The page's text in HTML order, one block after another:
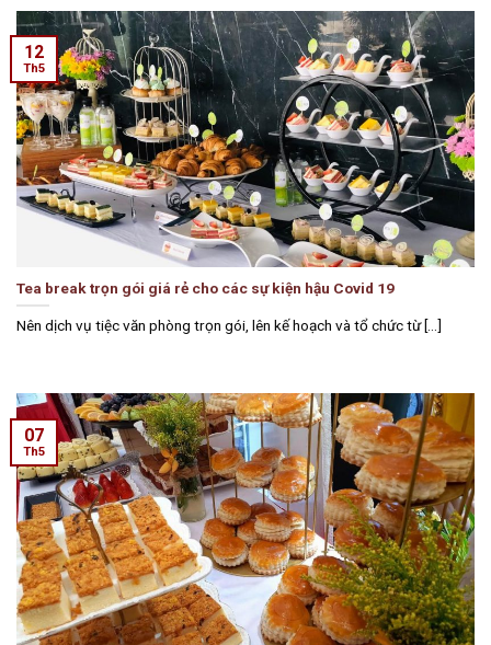
Tea break trọn gói giá rẻ cho các sự kiện hậu Covid 19
Nên dịch vụ tiệc văn phòng trọn gói, lên kế hoạch và tổ chức từ [...]
12
Th5
07
Th5